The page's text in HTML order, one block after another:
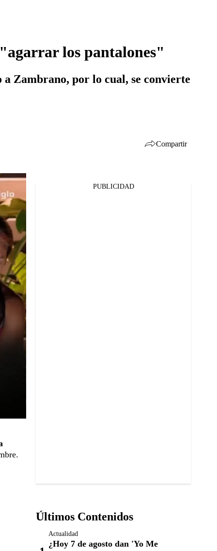
"agarrar los pantalones"
Zambrano, por lo cual, se convierte
Compartir
PUBLICIDAD
Últimos Contenidos
Actualidad
¿Hoy 7 de agosto dan 'Yo Me